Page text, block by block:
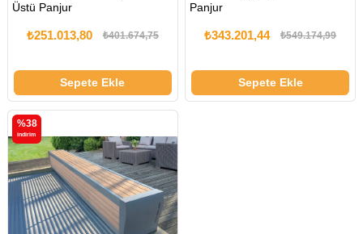
Üstü Panjur
₺251.013,80 ₺401.674,75
Sepete Ekle
Panjur
₺343.201,44 ₺549.174,99
Sepete Ekle
%38
i̇ndirim